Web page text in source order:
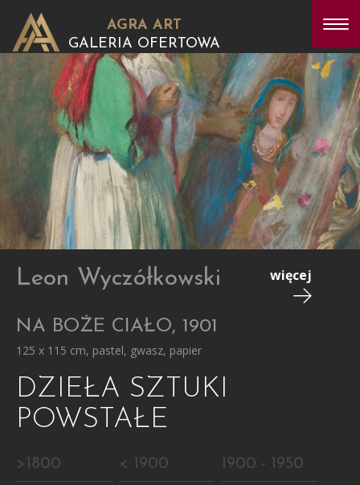
AGRA ART
GALERIA OFERTOWA
Leon Wyczółkowski
NA BOŻE CIAŁO, 1901
125 x 115 cm, pastel, gwasz, papier
więcej
DZIEŁA SZTUKI
POWSTAŁE
>1800 < 1900
1900 - 1950